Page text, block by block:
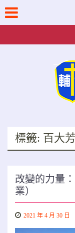
content
標籤: 百大
改變的力量
業）
2021 年 4 月 30 日